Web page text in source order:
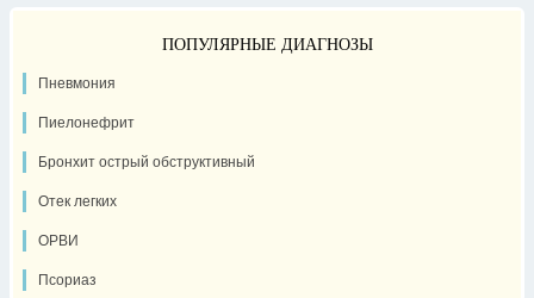
ПОПУЛЯРНЫЕ ДИАГНОЗЫ
Пневмония
Пиелонефрит
Бронхит острый обструктивный
Отек легких
ОРВИ
Псориаз